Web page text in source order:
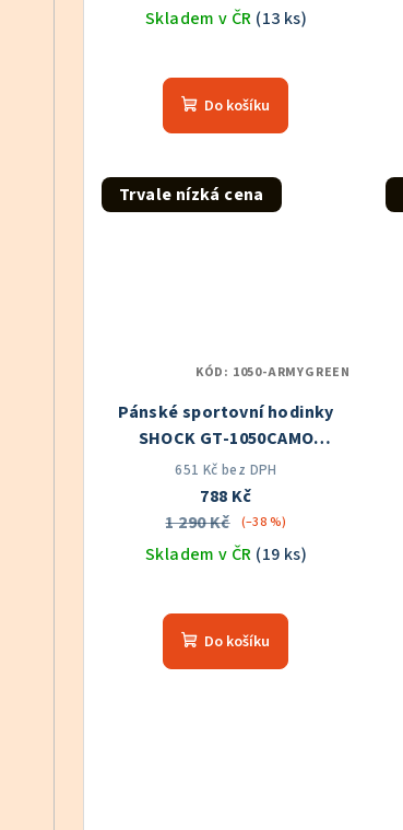
Skladem v ČR (13 ks)
hodnocení
produktu
je
z
5
Do košíku
Trvale nízká cena
Pánské sportovní hodinky
SHOCK GT-1050CAMO
Skladem v ČR
651 Kč bez DPH
788 Kč
1 290 Kč
(–38 %)
Skladem v ČR (19 ks)
hodnocení
produktu
je
Do košíku
KÓD: 1050-ARMYGREEN